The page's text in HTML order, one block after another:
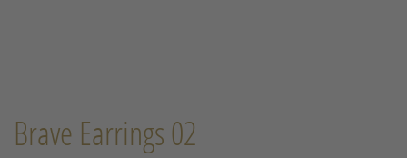
Brave Earrings 02